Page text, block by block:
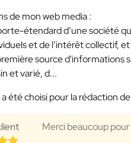
de mon web media :
étendard d’une société
et de l’intérêt collectif, et
source d'informations
et varié, d...
a été choisi pour la rédaction
Merci beaucoup